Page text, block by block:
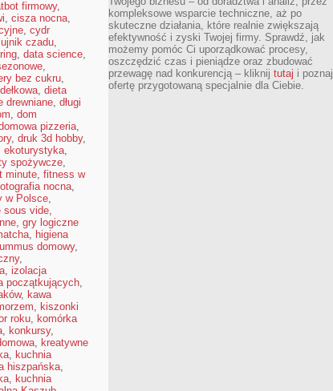
firmowy,
, cisza nocna,
, cydr
czadu,
, data science,
,
bez cukru,
, dieta
drewniane, długi
, dom
pizzeria,
, druk 3d hobby,
ekoturystyka,
spożywcze,
minute, fitness w
nocna,
w Polsce,
sous vide,
, gry logiczne
, higiena
domowy,
,
, izolacja
początkujących,
, kawa
, kiszonki
roku, komórka
, konkursy,
, kreatywne
, kuchnia
hiszpańska,
, kuchnia
kompleksowe wsparcie techniczne, aż po
skuteczne działania, które realnie zwiększają
efektywność i zyski Twojej firmy. Sprawdź, jak
możemy pomóc Ci uporządkować procesy,
oszczędzić czas i pieniądze oraz zbudować
przewagę nad konkurencją – kliknij tutaj i poznaj
ofertę przygotowaną specjalnie dla Ciebie.